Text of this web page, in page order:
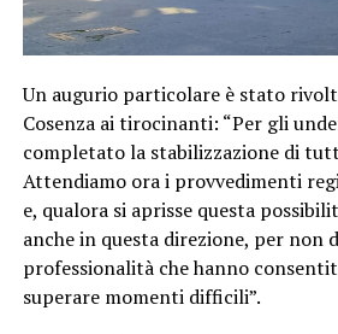
Un augurio particolare è stato
Cosenza ai tirocinanti: “Per gli
completato la stabilizzazione di
Attendiamo ora i provvedimenti
e, qualora si aprisse questa
anche in questa direzione, per non
professionalità che hanno
superare momenti difficili”.